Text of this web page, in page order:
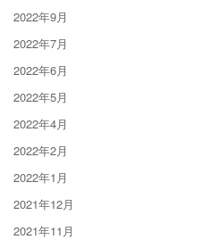
2022年9月
2022年7月
2022年6月
2022年5月
2022年4月
2022年2月
2022年1月
2021年12月
2021年11月